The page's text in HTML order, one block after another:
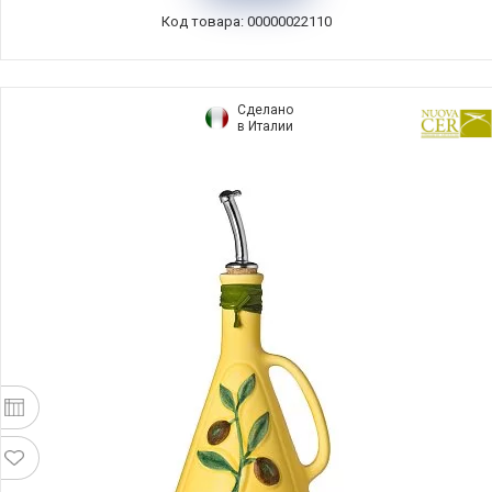
Код товара: 00000022110
Сделано
в Италии